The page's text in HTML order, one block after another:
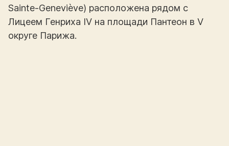
Sainte-Geneviève) расположена рядом с
Лицеем Генриха IV на площади Пантеон в V
округе Парижа.